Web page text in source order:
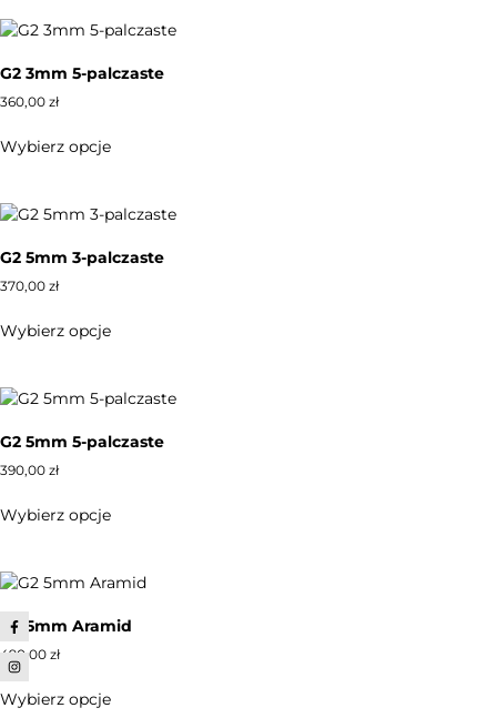
G2 3mm 5-palczaste
360,00 zł
Wybierz opcje
G2 5mm 3-palczaste
370,00 zł
Wybierz opcje
G2 5mm 5-palczaste
390,00 zł
Wybierz opcje
G2 5mm Aramid
490,00 zł
Wybierz opcje